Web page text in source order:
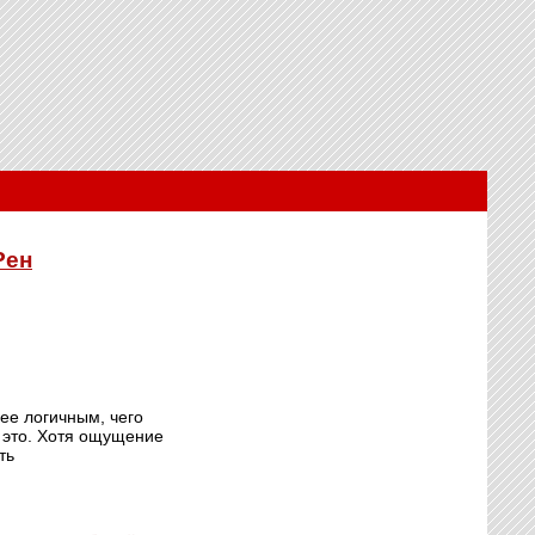
логичным, чего
это. Хотя ощущение